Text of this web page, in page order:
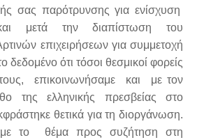
σας παρότρυνσης για ενίσχυση
μετά την διαπίστωση του
επιχειρήσεων για συμμετοχή
δεδομένο ότι τόσοι θεσμικοί φορείς
επικοινωνήσαμε και με τον
της ελληνικής πρεσβείας στο
θετικά για τη διοργάνωση.
το θέμα προς συζήτηση στη